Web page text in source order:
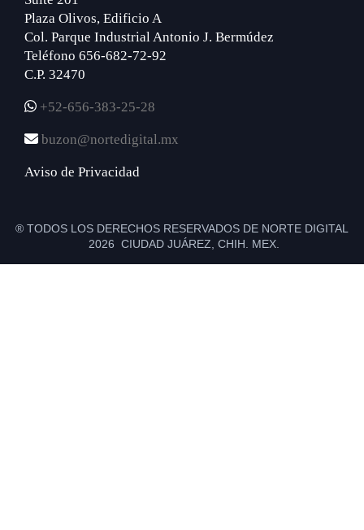
Plaza Olivos, Edificio A
Col. Parque Industrial Antonio J. Bermúdez
Teléfono 656-682-72-92
C.P. 32470
+52-656-383-25-28
buzon@nortedigital.mx
Aviso de Privacidad
® TODOS LOS DERECHOS RESERVADOS DE NORTE DIGITAL
2026 CIUDAD JUÁREZ, CHIH. MEX.